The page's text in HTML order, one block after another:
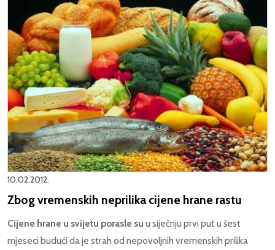
10.02.2012.
Zbog vremenskih neprilika cijene hrane rastu
Cijene hrane u svijetu porasle su u siječnju prvi put u šest
mjeseci budući da je strah od nepovoljnih vremenskih prilika